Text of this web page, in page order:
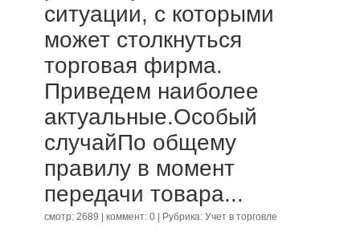
ситуации, с которыми
может столкнуться
торговая фирма.
Приведем наиболее
актуальные.Особый
случайПо общему
правилу в момент
передачи товара...
смотр: 2689 | коммент: 0 | Рубрика: Учет в торговле